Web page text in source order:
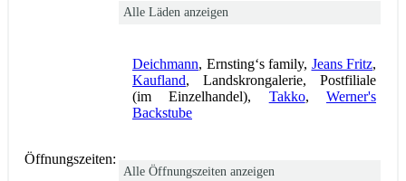
Alle Läden anzeigen
Deichmann, Ernsting‘s family, Jeans Fritz,
Kaufland, Landskrongalerie, Postfiliale
(im Einzelhandel), Takko,Werner's
Backstube
Öffnungszeiten:
Alle Öffnungszeiten anzeigen